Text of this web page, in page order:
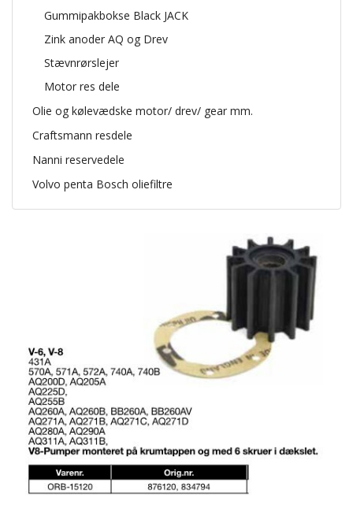
Gummipakbokse Black JACK
Zink anoder AQ og Drev
Stævnrørslejer
Motor res dele
Olie og kølevædske motor/ drev/ gear mm.
Craftsmann resdele
Nanni reservedele
Volvo penta Bosch oliefiltre